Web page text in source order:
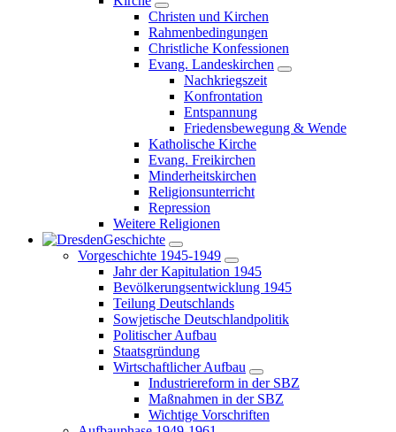
Christen und Kirchen
Rahmenbedingungen
Christliche Konfessionen
Evang. Landeskirchen
Nachkriegszeit
Konfrontation
Entspannung
Friedensbewegung & Wende
Katholische Kirche
Evang. Freikirchen
Minderheitskirchen
Religionsunterricht
Repression
Weitere Religionen
Geschichte
Vorgeschichte 1945-1949
Jahr der Kapitulation 1945
Bevölkerungsentwicklung 1945
Teilung Deutschlands
Sowjetische Deutschlandpolitik
Politischer Aufbau
Staatsgründung
Wirtschaftlicher Aufbau
Industriereform in der SBZ
Maßnahmen in der SBZ
Wichtige Vorschriften